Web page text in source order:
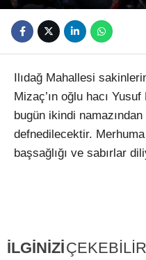
Ilıdağ Mahallesi
Mizaç’ın oğlu hacı
bugün ikindi
defnedilecektir.
başsağlığı ve sabırlar
İLGİNİZİÇEKEBİLİR